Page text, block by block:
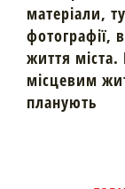
матеріали,
фотографії,
життя
місцевим
планують